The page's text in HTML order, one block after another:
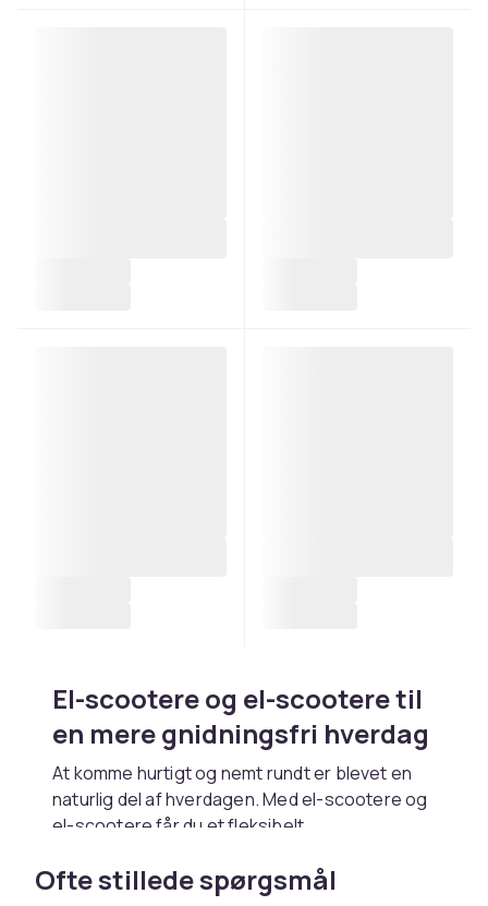
El-scootere og el-scootere til
en mere gnidningsfri hverdag
At komme hurtigt og nemt rundt er blevet en
naturlig del af hverdagen. Med el-scootere og
el-scootere får du et fleksibelt
bypendling og fritid. Uanset om du leder efter
Ofte stillede spørgsmål